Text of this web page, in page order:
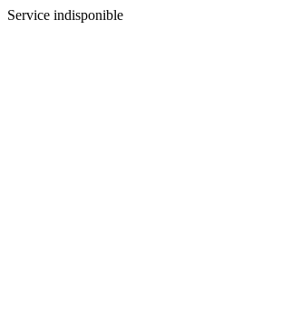
Service indisponible